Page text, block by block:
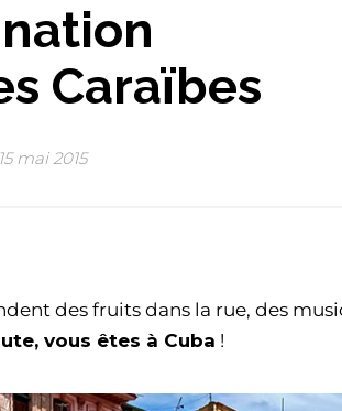
Caraïbes
15 mai 2015
des fruits dans la rue, des
vous êtes à Cuba !